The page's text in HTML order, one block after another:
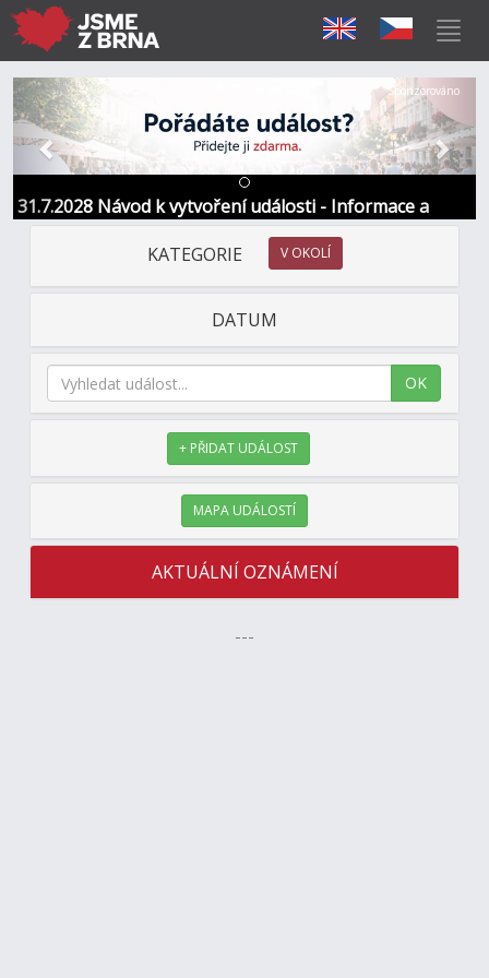
31.7.2028 Návod k vytvoření události - Informace a
kontakt
Předchozí Další
Sponzorováno
KATEGORIE V OKOLÍ
DATUM
OK
+ PŘIDAT UDÁLOST
MAPA UDÁLOSTÍ
AKTUÁLNÍ OZNÁMENÍ
---